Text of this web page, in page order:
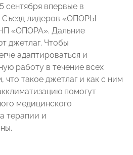
сентября впервые в
Съезд лидеров «ОПОРЫ
«ОПОРА». Дальние
джетлаг. Чтобы
адаптироваться и
работу в течение всех
что такое джетлаг и как с ним
помогут
медицинского
терапии и